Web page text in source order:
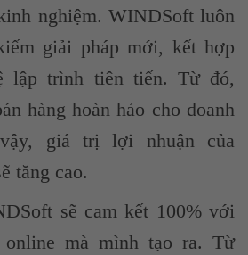
nghiệm. WINDSoft luôn
giải pháp mới, kết hợp
lập trình tiên tiến. Từ đó,
hàng hoàn hảo cho doanh
giá trị lợi nhuận của
tăng cao.
sẽ cam kết 100% với
online mà mình tạo ra. Từ